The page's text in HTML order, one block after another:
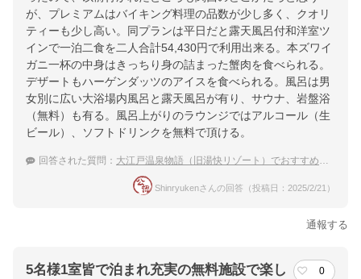
が、プレミアムはバイキング料理の品数が少し多く、クオリ
ティーも少し高い。同プランは平日だと露天風呂付和洋室ツ
インで一泊二食を二人合計54,430円で利用出来る。本ズワイ
ガニ一杯の中身はきっちり身の詰まった蟹肉を食べられる。
デザートもハーゲンダッツのアイスを食べられる。風呂は男
女別に広い大浴場内風呂と露天風呂が有り、サウナ、岩盤浴
（無料）も有る。風呂上がりのラウンジではアルコール（生
ビール）、ソフトドリンクを無料で頂ける。
回答された質問： 大江戸温泉物語（旧湯快リゾート）でおすすめのホテルを教えて
Shinryukenさんの回答（投稿日：2025/2/21）
通報する
5名様1室皆で泊まれ充実の無料施設で楽し
0